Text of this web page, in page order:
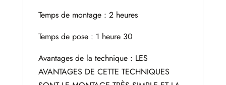
Temps de montage : 2 heures
Temps de pose : 1 heure 30
Avantages de la technique : LES
AVANTAGES DE CETTE TECHNIQUES